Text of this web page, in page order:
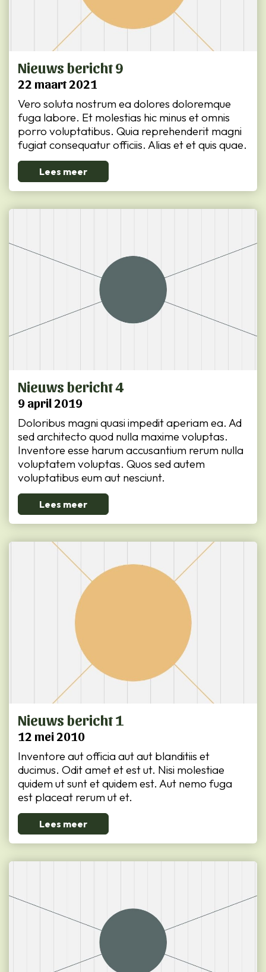
Nieuws bericht 9
22 maart 2021
Vero soluta nostrum ea dolores doloremque
fuga labore. Et molestias hic minus et omnis
porro voluptatibus. Quia reprehenderit magni
fugiat consequatur officiis. Alias et et quis quae.
Lees meer
Nieuws bericht 4
9 april 2019
Doloribus magni quasi impedit aperiam ea. Ad
sed architecto quod nulla maxime voluptas.
Inventore esse harum accusantium rerum nulla
voluptatem voluptas. Quos sed autem
voluptatibus eum aut nesciunt.
Lees meer
Nieuws bericht 1
12 mei 2010
Inventore aut officia aut aut blanditiis et
ducimus. Odit amet et est ut. Nisi molestiae
quidem ut sunt et quidem est. Aut nemo fuga
est placeat rerum ut et.
Lees meer